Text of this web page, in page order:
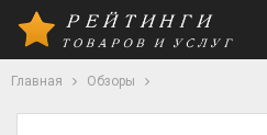
Главная Обзоры